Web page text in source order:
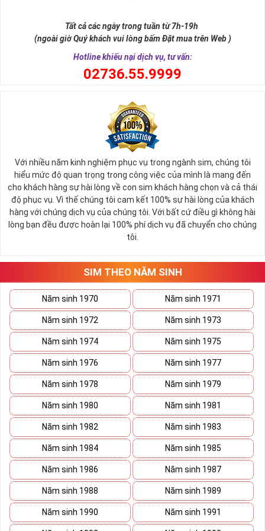
hồng mao. Bởi đây là con số đẹp nhất, quyền quý nhất trong tất cả
các số còn lại nó đại diện cho quyền lực, sức mạnh, sự kiêu hãnh
Sim Lục Quý 9 có ý nghĩa gì?
đạt, người có vị thế khẳng định tên tuổi, uy tín của mình trên
thương trường. Sở hữu sim số đẹp lục quý, sim lục quý 9 nói chung
sẽ giúp bạn xây dựng thương hiệu, tạo ấn tượng với đối tác kinh
doanh biến nó thành vũ khí sắc bén đánh bại mọi đối thủ cạnh
tranh trên bàn đàm phán.
Ý nghĩa Sim Lục Quý 9 được coi biểu trưng cho sức mạnh và quyền
lực của bậc đế vương. Việc kết hợp 6 con số 9 lại thành bộ lục quý
sẽ giúp chosim số đẹpgiàu ý nghĩa phong thủy thể hiện đẳng cấp,
địa vị và tiền tài.
Theo phong thủy đây còn là số sim kích tài, chiêu lộc đem đến
cuộc sống giàu sang phú quý cho mọi người. Bên cạnh đó số sim
còn là bùa hộ mệnh xua đuổi tà khí, vận hạn giúp cuộc sống bạn
luôn bình an và hạnh phúc.
Tại sao nên sở hữu Sim Lục Quý 9?
Tất cả các ngày trong tuần từ 7h-19h
(ngoài giờ Quý khách vui lòng bấm Đặt mua trên Web )
Hotline khiếu nại dịch vụ, tư vấn:
02736.55.9999
Với nhiều năm kinh nghiệm phục vụ trong ngành sim, chúng tôi
hiểu mức độ quan trọng trong công việc của mình là mang đến
cho khách hàng sự hài lòng về con sim khách hàng chọn và cả thái
độ phục vụ. Vì thế chúng tôi cam kết 100% sự hài lòng của khách
hàng với chúng dịch vụ của chúng tôi. Với bất cứ điều gì không hài
lòng bạn đều được hoàn lại 100% phí dịch vụ đã chuyển cho chúng
tôi.
SIM THEO NĂM SINH
Năm sinh 1970 Năm sinh 1971
Năm sinh 1972 Năm sinh 1973
Năm sinh 1974 Năm sinh 1975
Năm sinh 1976 Năm sinh 1977
Năm sinh 1978 Năm sinh 1979
Năm sinh 1980 Năm sinh 1981
Năm sinh 1982 Năm sinh 1983
Năm sinh 1984 Năm sinh 1985
Năm sinh 1986 Năm sinh 1987
Năm sinh 1988 Năm sinh 1989
Năm sinh 1990 Năm sinh 1991